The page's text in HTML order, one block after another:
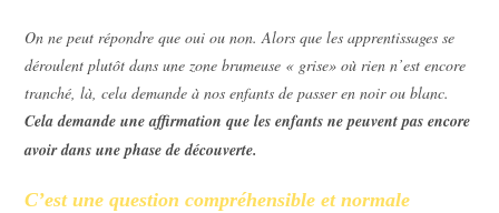
On ne peut répondre que oui ou non. Alors que les apprentissages se
déroulent plutôt dans une zone brumeuse « grise» où rien n’est encore
tranché, là, cela demande à nos enfants de passer en noir ou blanc.
Cela demande une affirmation que les enfants ne peuvent pas encore
avoir dans une phase de découverte.
C’est une question compréhensible et normale